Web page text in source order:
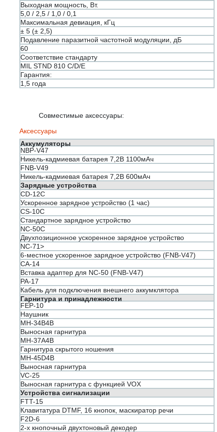
Выходная мощность, Вт.
5,0 / 2,5 / 1,0 / 0,1
Максимальная девиация, кГц
± 5 (± 2,5)
Подавление паразитной частотной модуляции, дБ
60
Соответствие стандарту
MIL STND 810 C/D/E
Гарантия:
1,5 года
Совместимые аксессуары:
Аксессуары
Аккумуляторы
NBP-V47
Никель-кадмиевая батарея 7,2В 1100мАч
FNB-V49
Никель-кадмиевая батарея 7,2В 600мАч
Зарядные устройства
CD-12C
Ускоренное зарядное устройство (1 час)
CS-10C
Стандартное зарядное устройство
NC-50С
Двухпозиционное ускоренное зарядное устройство
NC-71>
6-местное ускоренное зарядное устройство (FNB-V47)
CA-14
Вставка адаптер для NC-50 (FNB-V47)
PA-17
Кабель для подключения внешнего аккумклятора
Гарнитура и принадлежности
FEP-10
Наушник
MH-34B4B
Выносная гарнитура
MH-37A4B
Гарнитура скрытого ношения
MH-45D4B
Выносная гарнитура
VC-25
Выносная гарнитура с функцией VOX
Устройства сигнализации
FTT-15
Клавитатура DTMF, 16 кнопок, маскиратор речи
F2D-6
2-х кнопочный двухтоновый декодер